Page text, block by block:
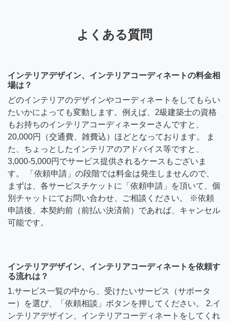
よくある質問
インテリアデザイン、インテリアコーディネートの料金相
場は？
どのインテリアのデザインやコーディネートをしてもらい
たいかによっても変動します。例えば、2級建築士の資格
もお持ちのインテリアコーディネーターさんですと、
20,000円（交通費、雑費込）ほどとなっております。 ま
た、ちょっとしたインテリアのアドバイス等ですと、
3,000-5,000円でサービス提供されるケースもございま
す。 「依頼申請」の段階では料金は発生しませんので、
まずは、各サービスチケットに「依頼申請」を頂いて、個
別チャットにてお問い合わせ、ご相談ください。 ※依頼
申請後、本契約前（前払い決済前）であれば、キャンセル
可能です。
インテリアデザイン、インテリアコーディネートを依頼す
る流れは？
1.サービス一覧の中から、受けたいサービス（サポータ
ー）を選び、「依頼相談」ボタンを押してください。 2.イ
ンテリアデザイン、インテリアコーディネートをしてくれ